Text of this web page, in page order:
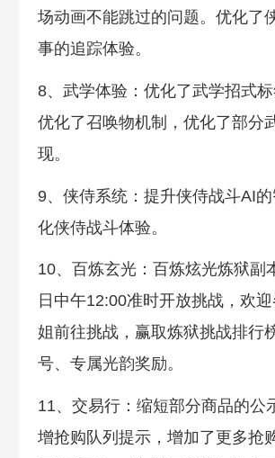
场动画不能跳过的问题。优化了
事的追踪体验。
8、武学体验：优化了武学招式标
优化了召唤物机制，优化了部分
现。
9、侠侍系统：提升侠侍战斗AI
化侠侍战斗体验。
10、百炼玄光：百炼炫光炼狱副
日中午12:00准时开放挑战，欢
姐前往挑战，赢取炼狱挑战排行
号、专属光韵奖励。
11、交易行：缩短部分商品的公
增抢购队列提示，增加了更多抢